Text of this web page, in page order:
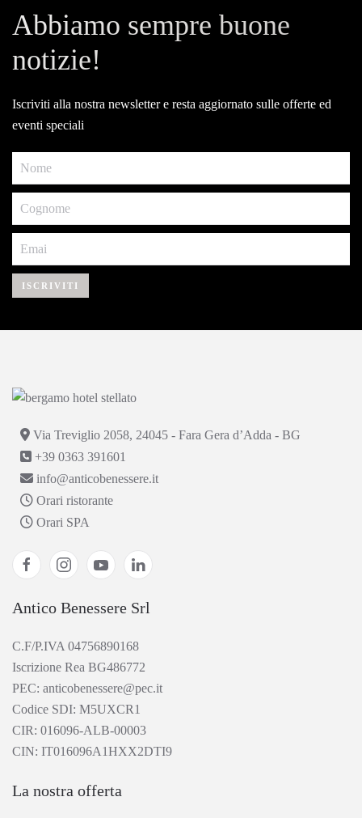
Abbiamo sempre buone
notizie!
Iscriviti alla nostra newsletter e resta aggiornato sulle offerte ed
eventi speciali
ISCRIVITI
Via Treviglio 2058, 24045 - Fara Gera d’Adda - BG
+39 0363 391601
info@anticobenessere.it
Orari ristorante
Orari SPA
Antico Benessere Srl
C.F/P.IVA 04756890168
Iscrizione Rea BG486772
PEC: anticobenessere@pec.it
Codice SDI: M5UXCR1
CIR: 016096-ALB-00003
CIN: IT016096A1HXX2DTI9
La nostra offerta